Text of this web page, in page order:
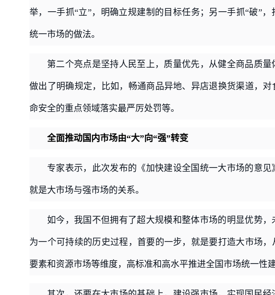
举，一手抓“立”，明确立规建制的目标任务；另一手抓“破”
统一市场的做法。
第二个亮点是坚持人民至上，质量优先，从健全商品质
做出了明确规定，比如，畅通商品异地、异店退换货渠道，
命安全的重点领域落实最严厉处罚等。
全面推动国内市场由“大”向“强”转变
专家表示，此次发布的《加快建设全国统一大市场的意
就是大市场与强市场的关系。
如今，我国不但拥有了超大规模和整体市场的明显优势
为一个可持续的历史过程，首要的一步，就是要打造大市场，
要素和资源市场等维度，高标准和高水平推进全国市场统一性建